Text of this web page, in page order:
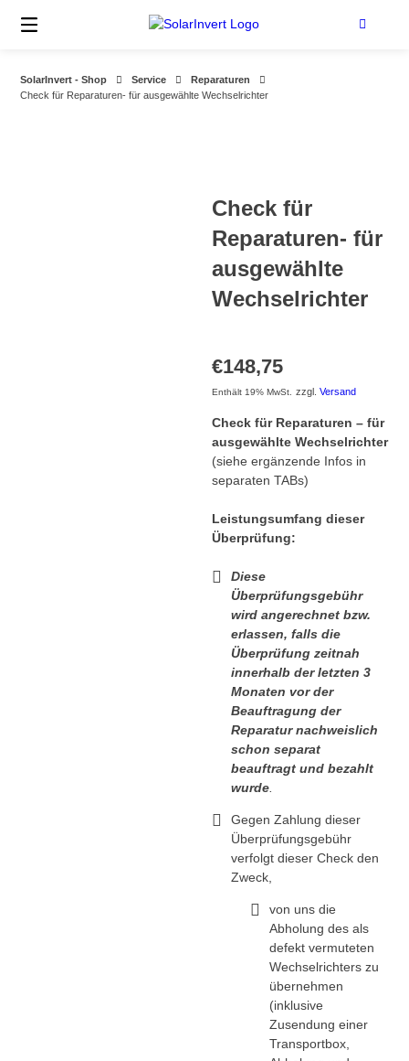
zum
SolarInvert - Shop Service
Reparaturen
Check für Reparaturen- für ausgewählte Wechselrichter
Check für
Reparaturen- für
ausgewählte
Wechselrichter
€148,75
Enthält 19% MwSt. zzgl.Versand
Check für Reparaturen – für
ausgewählte Wechselrichter
(siehe ergänzende Infos in
separaten TABs)
Leistungsumfang dieser
Überprüfung:
Diese
Überprüfungsgebühr
wird angerechnet bzw.
erlassen, falls die
Überprüfung zeitnah
innerhalb der letzten 3
Monaten vor der
Beauftragung der
Reparatur nachweislich
schon separat
beauftragt und bezahlt
wurde
Gegen Zahlung dieser
Überprüfungsgebühr
verfolgt dieser Check den
Zweck,
von uns die
Abholung des als
defekt vermuteten
Wechselrichters zu
übernehmen
(inklusive
Zusendung einer
Transportbox,